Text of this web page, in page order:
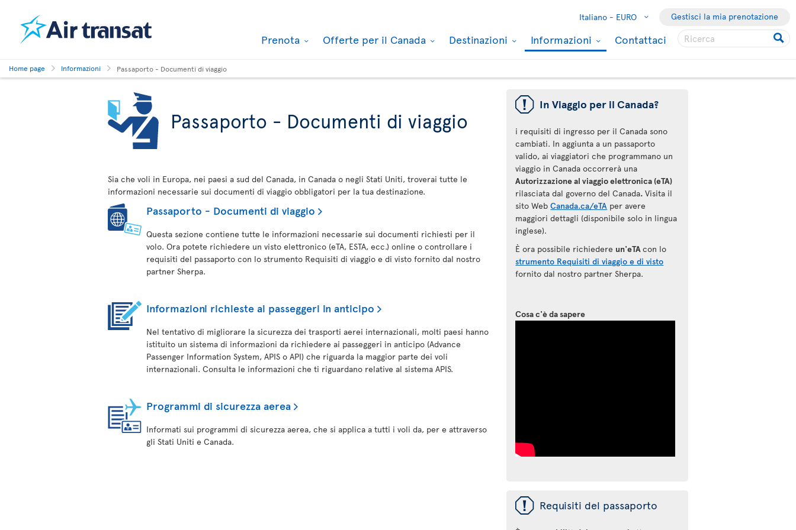
Italiano - EURO Gestisci la mia prenotazione
Prenota Offerte per il Canada Destinazioni Informazioni Contattaci
Home page Informazioni Passaporto - Documenti di viaggio
Passaporto - Documenti di viaggio
Sia che voli in Europa, nei paesi a sud del Canada, in Canada o negli Stati Uniti, troverai tutte le
informazioni necessarie sui documenti di viaggio obbligatori per la tua destinazione.
Passaporto - Documenti di viaggio
Questa sezione contiene tutte le informazioni necessarie sui documenti richiesti per il
volo. Ora potete richiedere un visto elettronico (eTA, ESTA, ecc.) online o controllare i
requisiti del passaporto con lo strumento Requisiti di viaggio e di visto fornito dal nostro
partner Sherpa.
Informazioni richieste ai passeggeri in anticipo
Nel tentativo di migliorare la sicurezza dei trasporti aerei internazionali, molti paesi hanno
istituito un sistema di informazioni da richiedere ai passeggeri in anticipo (Advance
Passenger Information System, APIS o API) che riguarda la maggior parte dei voli
internazionali. Consulta le informazioni che ti riguardano relative al sistema APIS.
Programmi di sicurezza aerea
Informati sui programmi di sicurezza aerea, che si applica a tutti i voli da, per e attraverso
gli Stati Uniti e Canada.
ü In Viaggio per il Canada?
i requisiti di ingresso per il Canada sono
cambiati. In aggiunta a un passaporto
valido, ai viaggiatori che programmano un
viaggio in Canada occorrerà una
Autorizzazione al viaggio elettronica (eTA)
rilasciata dal governo del Canada.Visita il
sito WebCanada.ca/eTA per avere
maggiori dettagli (disponibile solo in lingua
inglese).
È ora possibile richiedere un'eTAcon lo
strumento Requisiti di viaggio e di visto
fornito dal nostro partner Sherpa.
Cosa c'è da sapere
ü Requisiti del passaporto